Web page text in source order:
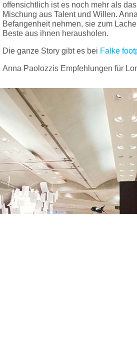
offensichtlich ist es noch mehr als
Mischung aus Talent und Willen.
Befangenheit nehmen, sie zum
Beste aus ihnen herausholen.
Die ganze Story gibt es bei Falke
Anna Paolozzis Empfehlungen für